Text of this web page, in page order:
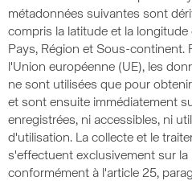
métadonnées suivantes sont
compris la latitude et la longitude
Pays, Région et Sous-continent.
l'Union européenne (UE), les
ne sont utilisées que pour
et sont ensuite immédiatement
enregistrées, ni accessibles, ni
d'utilisation. La collecte et le
s'effectuent exclusivement sur
conformément à l'article 25,